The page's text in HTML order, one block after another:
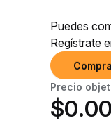
Puedes
Regístrate
Precio
$0.00